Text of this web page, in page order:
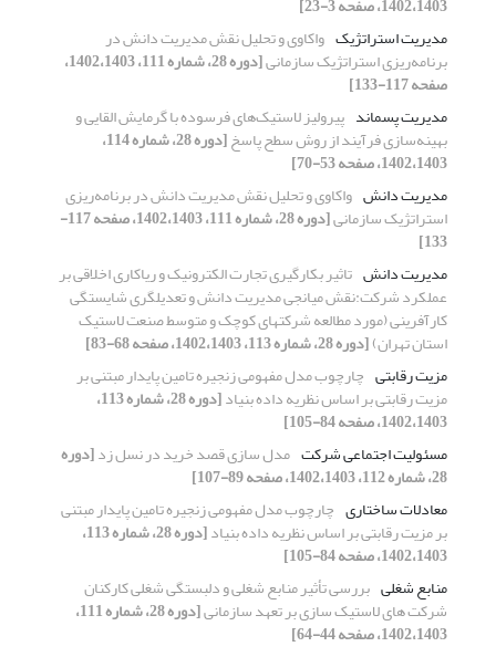
مدیریت استراتژیک واکاوی و تحلیل نقش مدیریت دانش در
برنامه‌ریزی استراتژیک سازمانی [دوره 28، شماره 111، 1402،1403،
صفحه 117-133]
مدیریت پسماند پیرولیز لاستیک‌های فرسوده با گرمایش القایی و
بهینه‌سازی فرآیند از روش سطح پاسخ [دوره 28، شماره 114،
1402،1403، صفحه 53-70]
مدیریت دانش واکاوی و تحلیل نقش مدیریت دانش در برنامه‌ریزی
استراتژیک سازمانی [دوره 28، شماره 111، 1402،1403، صفحه 117-
133]
مدیریت دانش تاثیر بکارگیری تجارت الکترونیک و ریاکاری اخلاقی بر
عملکرد شرکت:نقش میانجی مدیریت دانش و تعدیلگری شایستگی
کارآفرینی (مورد مطالعه شرکتهای کوچک و متوسط صنعت لاستیک
استان تهران)[دوره 28، شماره 113، 1402،1403، صفحه 68-83]
مزیت رقابتی چارچوب مدل مفهومی زنجیره تامین پایدار مبتنی بر
مزیت رقابتی بر اساس نظریه داده بنیاد [دوره 28، شماره 113،
1402،1403، صفحه 84-105]
مسئولیت اجتماعی شرکت مدل سازی قصد خرید در نسل زد[دوره
28، شماره 112، 1402،1403، صفحه 89-107]
معادلات ساختاری چارچوب مدل مفهومی زنجیره تامین پایدار مبتنی
بر مزیت رقابتی بر اساس نظریه داده بنیاد [دوره 28، شماره 113،
1402،1403، صفحه 84-105]
منابع شغلی بررسی تأثیر منابع شغلی و دلبستگی شغلی کارکنان
شرکت های لاستیک سازی بر تعهد سازمانی [دوره 28، شماره 111،
1402،1403، صفحه 44-64]